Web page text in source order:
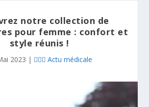
notre collection de
pour femme : confort et
style réunis !
2023 | 👩🏻‍⚕️ Actu médicale